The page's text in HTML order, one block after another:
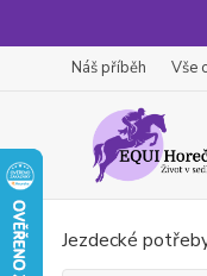
Náš příběh Vše
Jezdecké